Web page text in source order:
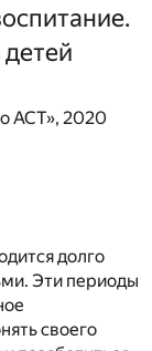
АСТ», 2020
долго
Эти периоды
своего